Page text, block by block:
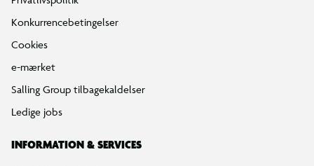
Konkurrencebetingelser
Cookies
e-mærket
Salling Group tilbagekaldelser
Ledige jobs
INFORMATION & SERVICES